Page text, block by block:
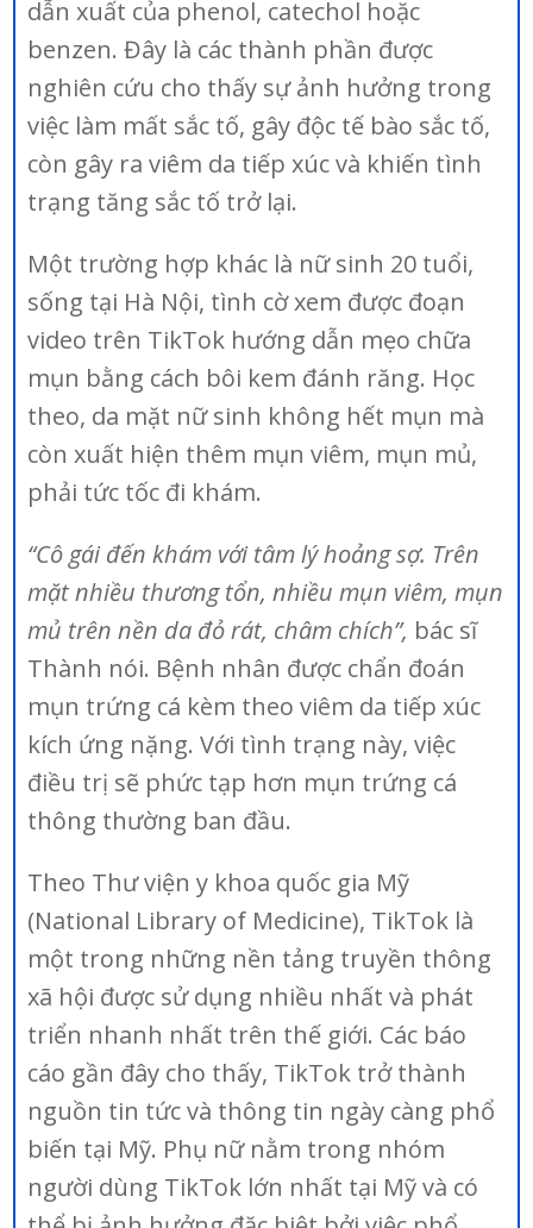
dẫn xuất của phenol, catechol hoặc
benzen. Đây là các thành phần được
nghiên cứu cho thấy sự ảnh hưởng trong
việc làm mất sắc tố, gây độc tế bào sắc tố,
còn gây ra viêm da tiếp xúc và khiến tình
trạng tăng sắc tố trở lại.
Một trường hợp khác là nữ sinh 20 tuổi,
sống tại Hà Nội, tình cờ xem được đoạn
video trên TikTok hướng dẫn mẹo chữa
mụn bằng cách bôi kem đánh răng. Học
theo, da mặt nữ sinh không hết mụn mà
còn xuất hiện thêm mụn viêm, mụn mủ,
phải tức tốc đi khám.
“Cô gái đến khám với tâm lý hoảng sợ. Trên
mặt nhiều thương tổn, nhiều mụn viêm, mụn
mủ trên nền da đỏ rát, châm chích”, bác sĩ
Thành nói. Bệnh nhân được chẩn đoán
mụn trứng cá kèm theo viêm da tiếp xúc
kích ứng nặng. Với tình trạng này, việc
điều trị sẽ phức tạp hơn mụn trứng cá
thông thường ban đầu.
Theo Thư viện y khoa quốc gia Mỹ
(National Library of Medicine), TikTok là
một trong những nền tảng truyền thông
xã hội được sử dụng nhiều nhất và phát
triển nhanh nhất trên thế giới. Các báo
cáo gần đây cho thấy, TikTok trở thành
nguồn tin tức và thông tin ngày càng phổ
biến tại Mỹ. Phụ nữ nằm trong nhóm
người dùng TikTok lớn nhất tại Mỹ và có